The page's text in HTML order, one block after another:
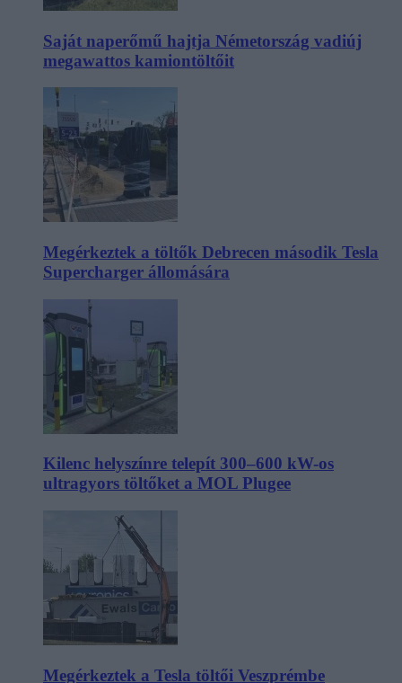
Saját naperőmű hajtja Németország vadiúj
megawattos kamiontöltőit
Megérkeztek a töltők Debrecen második Tesla
Supercharger állomására
Kilenc helyszínre telepít 300–600 kW-os
ultragyors töltőket a MOL Plugee
Megérkeztek a Tesla töltői Veszprémbe